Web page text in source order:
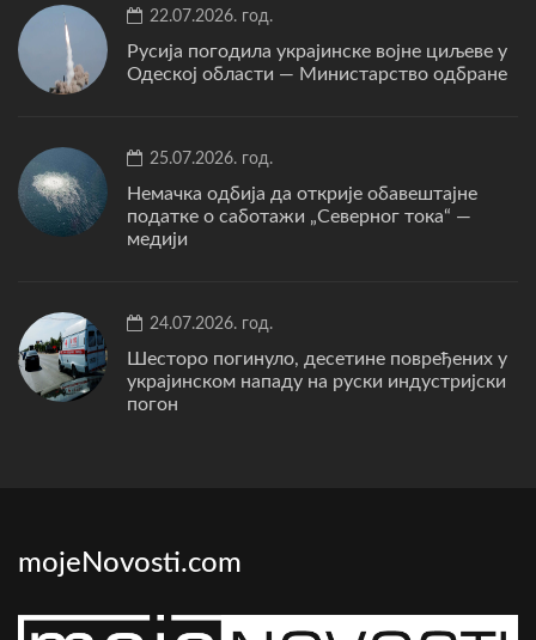
22.07.2026. год.
Русија погодила украјинске војне циљеве у
Одеској области — Министарство одбране
25.07.2026. год.
Немачка одбија да открије обавештајне
податке о саботажи „Северног тока“ —
медији
24.07.2026. год.
Шесторо погинуло, десетине повређених у
украјинском нападу на руски индустријски
погон
mojeNovosti.com